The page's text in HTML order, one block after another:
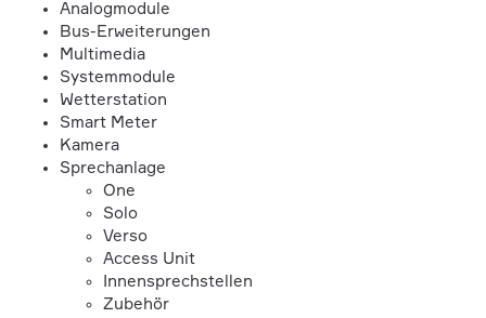
Analogmodule
Bus-Erweiterungen
Multimedia
Systemmodule
Wetterstation
Smart Meter
Kamera
Sprechanlage
One
Solo
Verso
Access Unit
Innensprechstellen
Zubehör